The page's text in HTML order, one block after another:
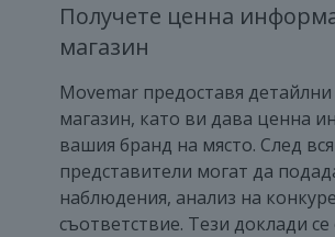
Получете ценна
магазин
Movemar предоставя
магазин, като ви дава ценна
вашия бранд на място. След
представители могат да
наблюдения, анализ на
съответствие. Тези доклади